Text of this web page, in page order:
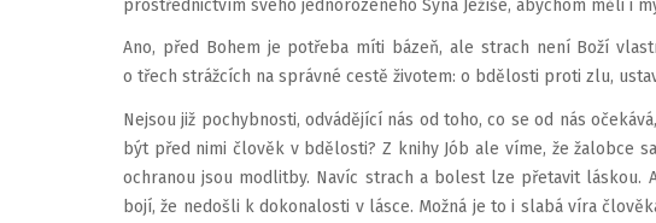
prostřednictvím svého jednorozeného Syna Ježíše, abychom měli i
Ano, před Bohem je potřeba míti bázeň, ale strach není Boží
o třech strážcích na správné cestě životem: o bdělosti proti zlu,
Nejsou již pochybnosti, odvádějící nás od toho, co se od nás
být před nimi člověk v bdělosti? Z knihy Jób ale víme, že žalobce
ochranou jsou modlitby. Navíc strach a bolest lze přetavit láskou.
bojí, že nedošli k dokonalosti v lásce. Možná je to i slabá víra